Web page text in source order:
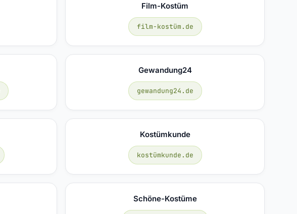
Film-Kostüm
film-kostüm.de
Gewandung24
gewandung24.de
Kostümkunde
kostümkunde.de
Schöne-Kostüme